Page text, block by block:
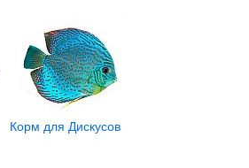
Корм для Дискусов